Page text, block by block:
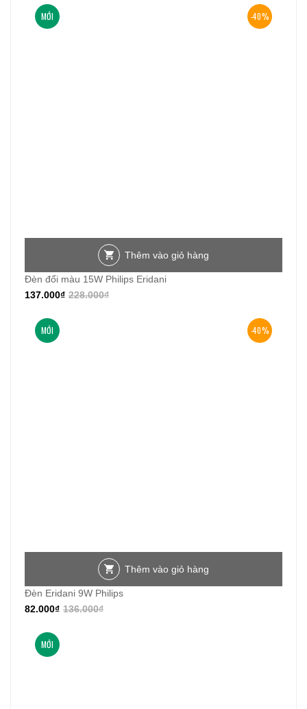
-40%
MỚI
Thêm vào giỏ hàng
Đèn đổi màu 15W Philips Eridani
228.000₫
137.000₫
-40%
MỚI
Thêm vào giỏ hàng
Đèn Eridani 9W Philips
136.000₫
82.000₫
MỚI